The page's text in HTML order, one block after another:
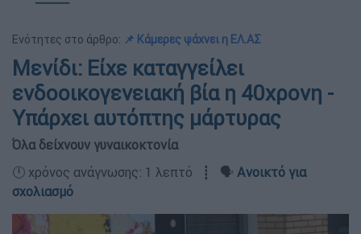
Ενότητες στο άρθρο: 📌 Κάμερες ψάχνει η ΕΛ.ΑΣ
Μενίδι: Είχε καταγγείλει
ενδοοικογενειακή βία η 40χρονη -
Υπάρχει αυτόπτης μάρτυρας
Όλα δείχνουν γυναικοκτονία
🕛 χρόνος ανάγνωσης: 1 λεπτό ┋ 🗣️ Ανοικτό για
σχολιασμό